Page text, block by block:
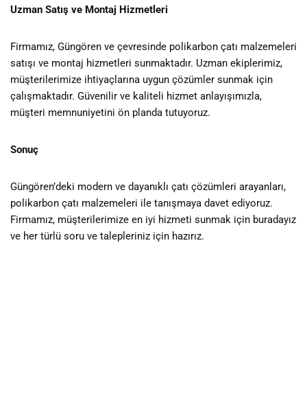
Uzman Satış ve Montaj Hizmetleri
Firmamız, Güngören ve çevresinde polikarbon çatı malzemeleri
satışı ve montaj hizmetleri sunmaktadır. Uzman ekiplerimiz,
müşterilerimize ihtiyaçlarına uygun çözümler sunmak için
çalışmaktadır. Güvenilir ve kaliteli hizmet anlayışımızla,
müşteri memnuniyetini ön planda tutuyoruz.
Sonuç
Güngören’deki modern ve dayanıklı çatı çözümleri arayanları,
polikarbon çatı malzemeleri ile tanışmaya davet ediyoruz.
Firmamız, müşterilerimize en iyi hizmeti sunmak için buradayız
ve her türlü soru ve talepleriniz için hazırız.